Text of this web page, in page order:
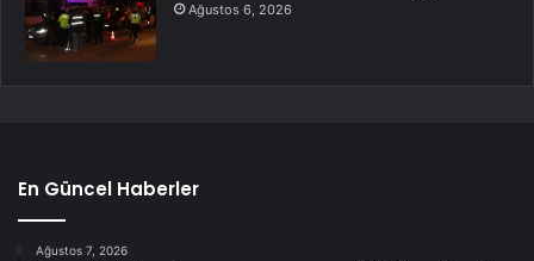
Ağustos 6, 2026
En Güncel Haberler
Ağustos 7, 2026